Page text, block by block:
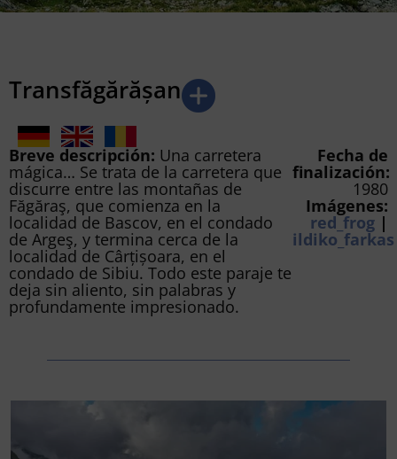
Transfăgărășan
Breve descripción: Una carretera
mágica… Se trata de la carretera que
discurre entre las montañas de
Făgăraş, que comienza en la
localidad de Bascov, en el condado
de Argeş, y termina cerca de la
localidad de Cârțișoara, en el
condado de Sibiu. Todo este paraje te
deja sin aliento, sin palabras y
profundamente impresionado.
Fecha de
finalización:
1980
Imágenes:
red_frog|
ildiko_farkas